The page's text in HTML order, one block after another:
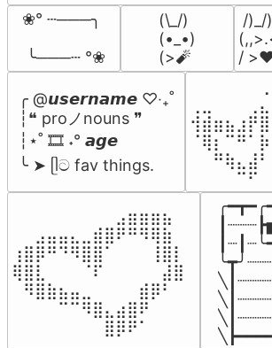
❀° ┄───╮
╰───┄ °❀
(\_/)
(•_•)
(>🧨
/)_/)
/
╭ @𝙪𝙨𝙚𝙧𝙣𝙖𝙢𝙚 ♡‧₊˚
┆❝ proノnouns ❞
┆⋆˚ 🎞️ ˖° 𝙖𝙜𝙚
╰ ➤ ᥫට fav things.
⠀⠀⠀⠀⠀⠀⠀⠀⠀⣠⣶⣶⣶⣦⠀⠀
⠀⠀⣠⣤⣤⣄⣀⣾⣿⠟⠛⠻⢿⣷⠀
⢰⣿⡿⠛⠙⠻⣿⣿⠁⠀⠀⠀⢸⣿⡇
⢿⣿⣇⠀⠀⠀⠈⠏⠀⠀⠀⠀⠀⣼⣿⠀
⠀⠻⣿⣷⣦⣤⣀⠀⠀⠀⠀⣾⡿⠃⠀
⠀⠀⠀⠀⠉⠉⠻⣿⣄⣴⣿⠟⠀⠀⠀
⠀⠀⠀⠀⠀⠀⠀⠀⣿⡿⠟⠁⠀⠀⠀⠀